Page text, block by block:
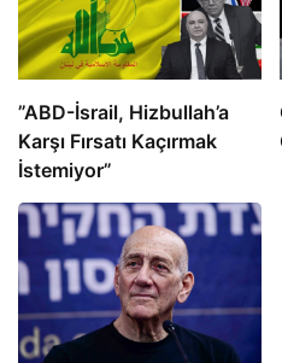
​​​​​​​”ABD-İsrail, Hizbullah’a
Karşı Fırsatı Kaçırmak
İstemiyor”